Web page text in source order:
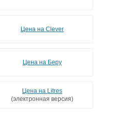
Цена на Clever
Цена на Беру
Цена на Litres
(электронная версия)